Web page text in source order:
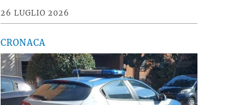
26 LUGLIO 2026
CRONACA